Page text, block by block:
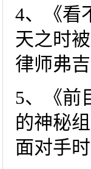
4、《看
天之时
律师弗
5、《前
的神秘
面对手